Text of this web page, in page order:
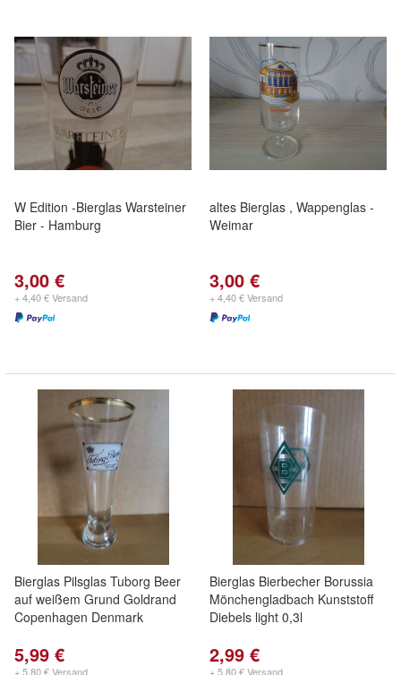
W Edition -Bierglas Warsteiner
Bier - Hamburg
3,00 €
+ 4,40 € Versand
altes Bierglas , Wappenglas -
Weimar
3,00 €
+ 4,40 € Versand
Bierglas Pilsglas Tuborg Beer
auf weißem Grund Goldrand
Copenhagen Denmark
5,99 €
+ 5,80 € Versand
Bierglas Bierbecher Borussia
Mönchengladbach Kunststoff
Diebels light 0,3l
2,99 €
+ 5,80 € Versand